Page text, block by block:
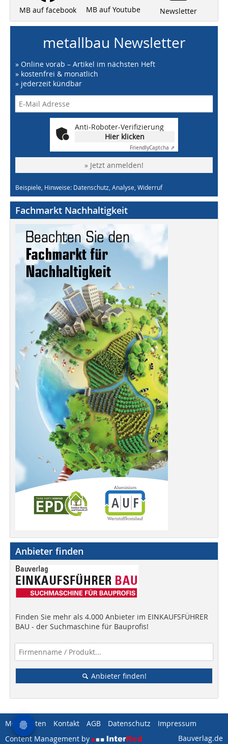
MB auf facebook MB auf Youtube Newsletter
metallbau Newsletter
» Online vorab – Artikel im nächsten Heft
» kostenfrei & monatlich
» jederzeit kündbar
Anti-Roboter-Verifizierung
Hier klicken
FriendlyCaptcha ⇗
» Jetzt anmelden!
Beispiele, Hinweise: Datenschutz, Analyse, Widerruf
Fachmarkt Nachhaltigkeit
Anbieter finden
Finden Sie mehr als 4.000 Anbieter im EINKAUFSFÜHRER
BAU - der Suchmaschine für Bauprofis!
Anbieter finden!
Mediadaten Kontakt AGB Datenschutz
Impressum
Content Management by
Bauverlag.de